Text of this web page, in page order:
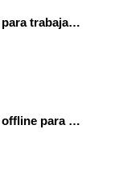
Instala MakeCode Arcade para trabajar offline en tu tablet, ordenador, Chromebook
Instala MakeCode Arcade offline para programar grandes juegos sin necesidad de Internet